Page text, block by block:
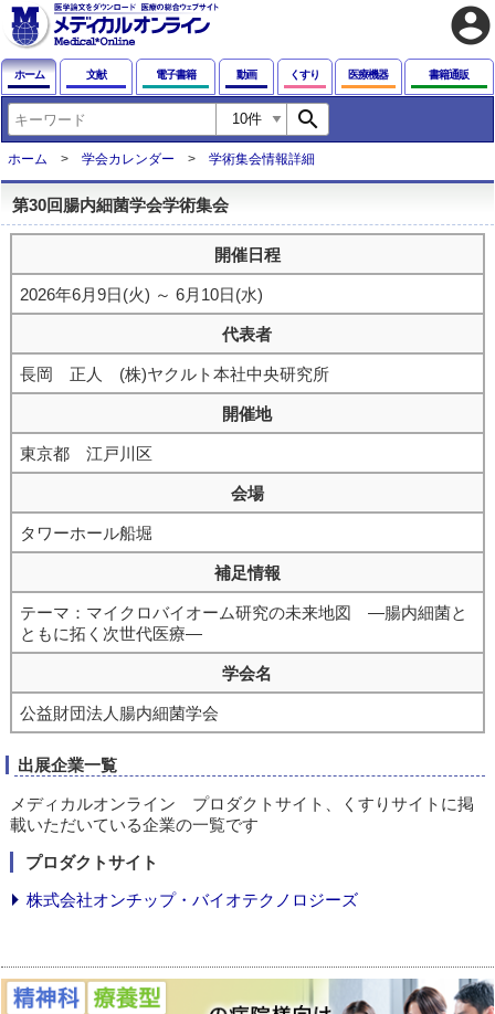
account_circle
ホーム 文献 電子書籍 動画 くすり 医療機器 書籍通販
search
ホーム 学会カレンダー 学術集会情報詳細
第30回腸内細菌学会学術集会
開催日程
2026年6月9日(火) ～ 6月10日(水)
代表者
長岡 正人 (株)ヤクルト本社中央研究所
開催地
東京都 江戸川区
会場
タワーホール船堀
補足情報
テーマ：マイクロバイオーム研究の未来地図 ―腸内細菌と
ともに拓く次世代医療―
学会名
公益財団法人腸内細菌学会
出展企業一覧
メディカルオンライン プロダクトサイト、くすりサイトに掲
載いただいている企業の一覧です
プロダクトサイト
株式会社オンチップ・バイオテクノロジーズ